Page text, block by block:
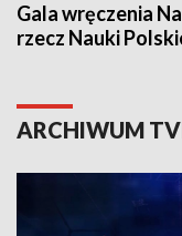
Gala wręczenia
rzecz Nauki
ARCHIWUM